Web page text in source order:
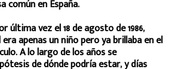
común en España.
última vez el 18 de agosto de 1986,
apenas un niño pero ya brillaba en el
A lo largo de los años se
de dónde podría estar, y días